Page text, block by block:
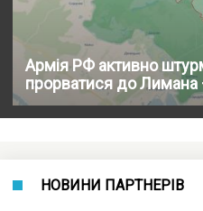
Армія РФ активно
прорватися до
НОВИНИ ПАРТНЕРІВ